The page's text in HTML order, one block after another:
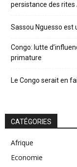
persistance des
Sassou Nguesso est
Congo: lutte
primature
Le Congo serait en
CATÉGORIES
Afrique
Economie